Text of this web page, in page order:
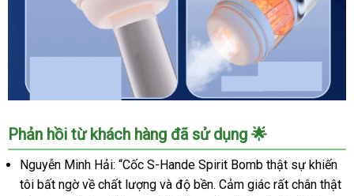
Cốc
Thủ
Dâm
Nam
Phản hồi từ khách hàng đã sử dụng 🌟
Nguyễn Minh Hải: “Cốc S-Hande Spirit Bomb thật sự khiến
tôi bất ngờ về chất lượng và độ bền. Cảm giác rất chân thật